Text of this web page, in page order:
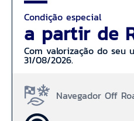
Condição especial
a partir de
Com valorização do seu
31/08/2026.
Navegador Off